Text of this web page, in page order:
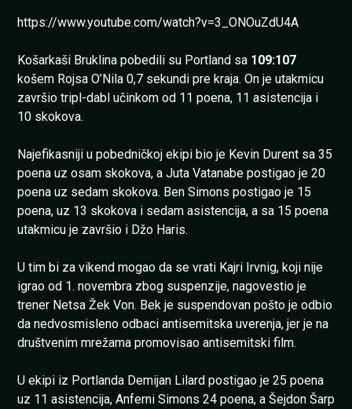
https://www.youtube.com/watch?v=3_ONOuZdU4A
Košarkaši Bruklina pobedili su Portland sa 109:107
košem Rojsa O’Nila 0,7 sekundi pre kraja. On je utakmicu
završio tripl-dabl učinkom od 11 poena, 11 asistencija i
10 skokova.
Najefikasniji u pobedničkoj ekipi bio je Kevin Durent sa 35
poena uz osam skokova, a Juta Vatanabe postigao je 20
poena uz sedam skokova. Ben Simons postigao je 15
poena, uz 13 skokova i sedam asistencija, a sa 15 poena
utakmicu je završio i Džo Haris.
U tim bi za vikend mogao da se vrati Kajri Irvnig, koji nije
igrao od 1. novembra zbog suspenzije, nagovestio je
trener Netsa Žek Von. Bek je suspendovan pošto je odbio
da nedvosmisleno odbaci antisemitska uverenja, jer je na
društvenim mrežama promovisao antisemitski film.
U ekipi iz Portlanda Demijan Lilard postigao je 25 poena
uz 11 asistencija, Anferni Simons 24 poena, a Šejdon Šarp